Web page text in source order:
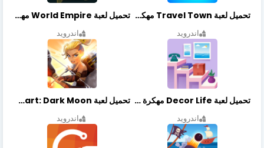
تحميل لعبة Travel Town مهكرة أخر إصدار
اندرويد
تحميل لعبة World Empire مهكرة أخر إصدار
اندرويد
تحميل لعبة Decor Life مهكرة أخر إصدار
اندرويد
تحميل لعبة Lionheart: Dark Moon مهكرة أخر إصدار
اندرويد